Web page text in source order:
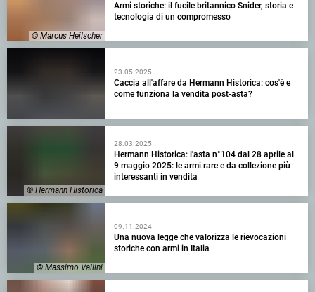
© Marcus Heilscher
Armi storiche: il fucile britannico Snider, storia e
tecnologia di un compromesso
23.05.2025
Caccia all'affare da Hermann Historica: cos'è e
come funziona la vendita post-asta?
© Hermann Historica
28.03.2025
Hermann Historica: l'asta n°104 dal 28 aprile al
9 maggio 2025: le armi rare e da collezione più
interessanti in vendita
© Massimo Vallini
09.11.2024
Una nuova legge che valorizza le rievocazioni
storiche con armi in Italia